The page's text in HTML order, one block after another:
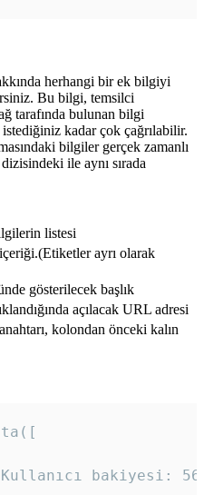
herhangi bir ek bilgiyi
Bu bilgi, temsilci
tarafında bulunan bilgi
kadar çok çağrılabilir.
bilgiler gerçek zamanlı
ile aynı sırada
listesi
ayrı olarak
gösterilecek başlık
açılacak URL adresi
kolondan önceki kalın
bakiyesi: